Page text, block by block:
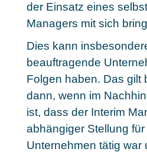
der Einsatz eines
Managers mit sich
Dies kann
beauftragende
Folgen haben. Das gilt
dann, wenn im
ist, dass der Interim
abhängiger Stellung für
Unternehmen tätig war